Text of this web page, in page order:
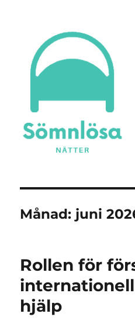
Månad: juni
Rollen för
hjälp